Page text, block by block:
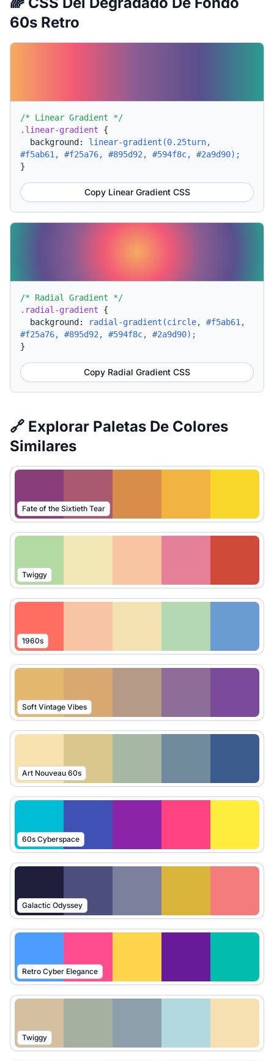
60s Retro
/* Linear Gradient */
.linear-gradient {
background: linear-gradient(0.25turn,
#f5ab61, #f25a76, #895d92, #594f8c, #2a9d90);
}
Copy Linear Gradient CSS
/* Radial Gradient */
.radial-gradient {
background:
radial-gradient(circle, #f5ab61,
#f25a76, #895d92, #594f8c, #2a9d90);
}
Copy Radial Gradient CSS
🔗 Explorar Paletas De Colores
Similares
Fate of the Sixtieth Tear
Twiggy
1960s
Soft Vintage Vibes
Art Nouveau 60s
60s Cyberspace
Galactic Odyssey
Retro Cyber Elegance
Twiggy